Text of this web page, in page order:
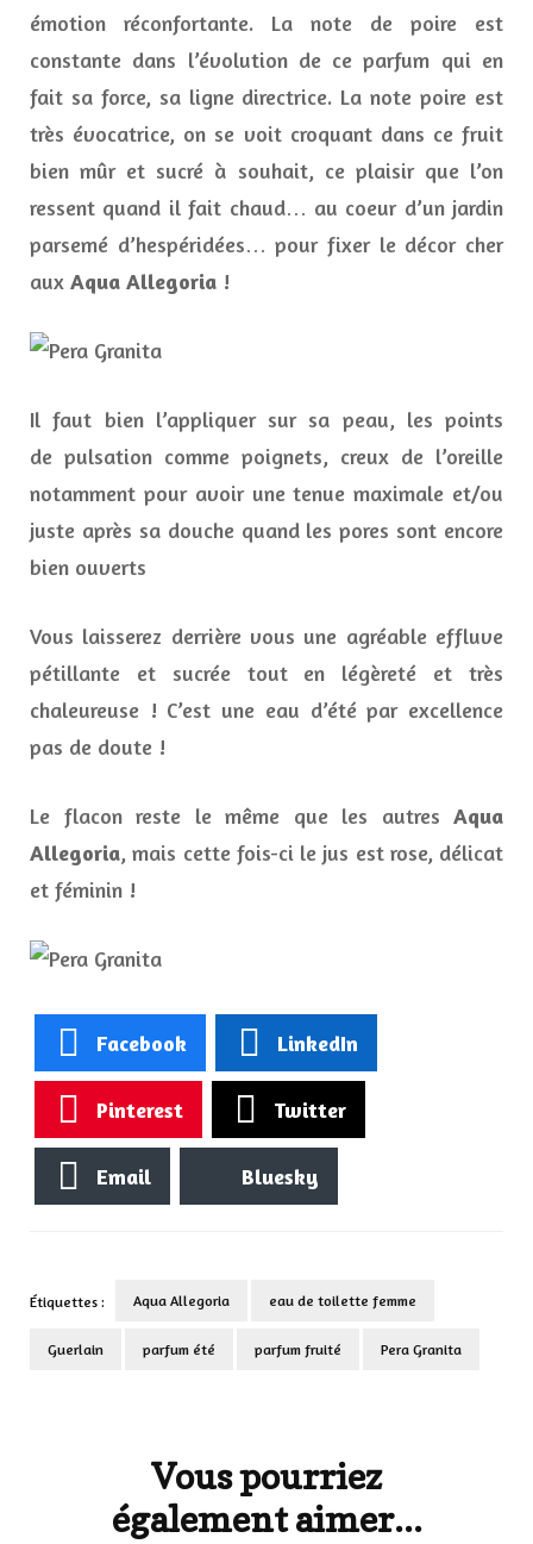
émotion réconfortante. La note de poire est
constante dans l’évolution de ce parfum qui en
fait sa force, sa ligne directrice. La note poire est
très évocatrice, on se voit croquant dans ce fruit
bien mûr et sucré à souhait, ce plaisir que l’on
ressent quand il fait chaud… au coeur d’un jardin
parsemé d’hespéridées… pour fixer le décor cher
aux Aqua Allegoria !
Il faut bien l’appliquer sur sa peau, les points
de pulsation comme poignets, creux de l’oreille
notamment pour avoir une tenue maximale et/ou
juste après sa douche quand les pores sont encore
bien ouverts
Vous laisserez derrière vous une agréable effluve
pétillante et sucrée tout en légèreté et très
chaleureuse ! C’est une eau d’été par excellence
pas de doute !
Le flacon reste le même que les autres Aqua
Allegoria, mais cette fois-ci le jus est rose, délicat
et féminin !
Facebook LinkedIn
Pinterest Twitter
Email Bluesky
Étiquettes : Aqua Allegoria eau de toilette femme
Guerlain parfum été parfum fruité Pera Granita
Vous pourriez
également aimer...